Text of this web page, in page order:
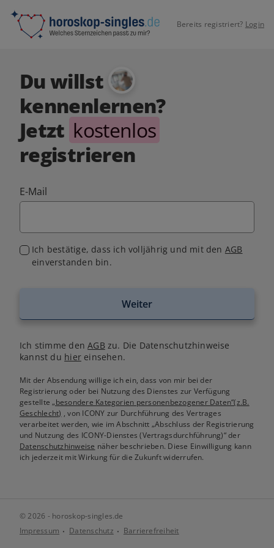
Bereits registriert? Login
Du willst
kennenlernen?
Jetzt kostenlos
registrieren
E-Mail
Ich bestätige, dass ich volljährig und mit den AGB
einverstanden bin.
Weiter
Ich stimme denAGB zu. Die Datenschutzhinweise
kannst du hiereinsehen.
Mit der Absendung willige ich ein, dass von mir bei der
Registrierung oder bei Nutzung des Dienstes zur Verfügung
gestellte„besondere Kategorien personenbezogener Daten“(z.B.
Geschlecht) , von ICONY zur Durchführung des Vertrages
verarbeitet werden, wie im Abschnitt „Abschluss der Registrierung
und Nutzung des ICONY-Dienstes (Vertragsdurchführung)“ der
Datenschutzhinweise näher beschrieben. Diese Einwilligung kann
ich jederzeit mit Wirkung für die Zukunft widerrufen.
© 2026 - horoskop-singles.de
Impressum
Datenschutz Barrierefreiheit